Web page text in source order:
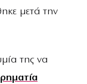
μετά την
της να